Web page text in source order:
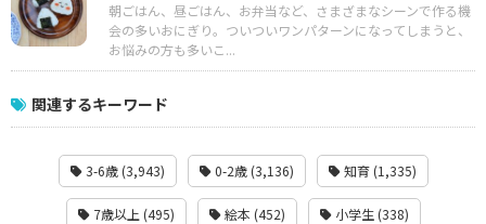
朝ごはん、昼ごはん、お弁当など、さまざまなシーンで作る機
会の多いおにぎり。ついついワンパターンになってしまうと、
お悩みの方も多いこ...
関連するキーワード
3-6歳 (3,943) 0-2歳 (3,136) 知育 (1,335)
7歳以上 (495) 絵本 (452) 小学生 (338)